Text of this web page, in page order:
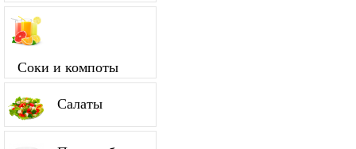
Соки и компоты
Салаты